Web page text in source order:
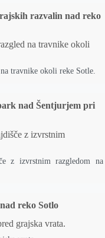
razvalin nad reko
travnike okoli reke Sotle.
nad Šentjurjem pri
z izvrstnim razgledom na
reko Sotlo